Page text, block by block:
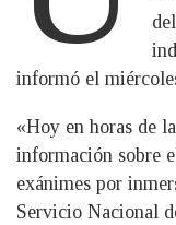
informó el
«Hoy en horas de
información sobre
exánimes por
Servicio Nacional